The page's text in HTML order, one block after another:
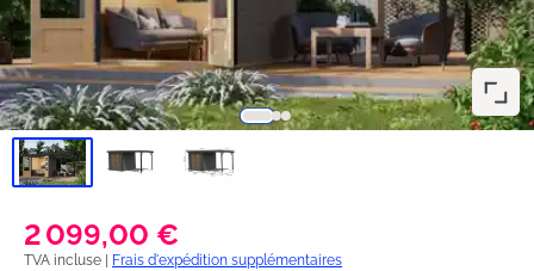
2 099,00 €
TVA incluse | Frais d'expédition supplémentaires